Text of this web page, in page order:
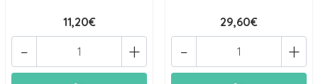
11,20€
+
-
29,60€
+
-